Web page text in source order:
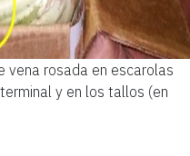
vena rosada en escarolas
y en los tallos (en